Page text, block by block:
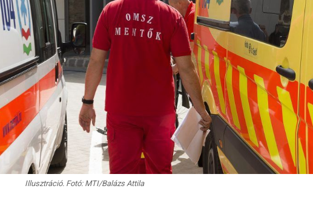
Illusztráció. Fotó: MTI/Balázs Attila